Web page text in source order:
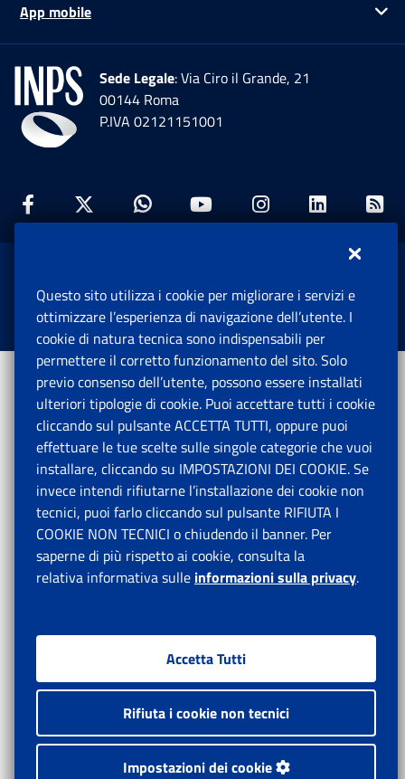
App mobile
Sede Legale: Via Ciro il Grande, 21
00144 Roma
P.IVA 02121151001
Facebook: Apre una nuova finestra
Twitter: Apre una nuova finestra
Whatsapp: Apre una nuova
Youtube: Apre una
Instagram:
Istituto Nazionale Previdenza Sociale.
Tutti i diritti riservati.
Questo sito utilizza i cookie per migliorare i servizi e
ottimizzare l’esperienza di navigazione dell’utente. I
cookie di natura tecnica sono indispensabili per
permettere il corretto funzionamento del sito. Solo
previo consenso dell’utente, possono essere installati
ulteriori tipologie di cookie. Puoi accettare tutti i cookie
cliccando sul pulsante ACCETTA TUTTI, oppure puoi
effettuare le tue scelte sulle singole categorie che vuoi
installare, cliccando su IMPOSTAZIONI DEI COOKIE. Se
invece intendi rifiutarne l’installazione dei cookie non
tecnici, puoi farlo cliccando sul pulsante RIFIUTA I
COOKIE NON TECNICI o chiudendo il banner. Per
saperne di più rispetto ai cookie, consulta la
relativa informativa sulle informazioni sulla privacy.
Accetta Tutti
Rifiuta i cookie non tecnici
Impostazioni dei cookie